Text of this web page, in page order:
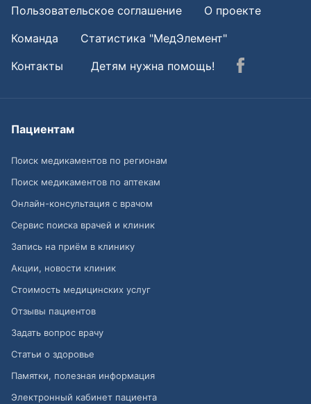
Пользовательское соглашение
О проекте
Команда
Статистика "МедЭлемент"
Контакты
Детям нужна помощь!
Пациентам
Поиск медикаментов по регионам
Поиск медикаментов по аптекам
Онлайн-консультация с врачом
Сервис поиска врачей и клиник
Запись на приём в клинику
Акции, новости клиник
Стоимость медицинских услуг
Отзывы пациентов
Задать вопрос врачу
Статьи о здоровье
Памятки, полезная информация
Электронный кабинет пациента